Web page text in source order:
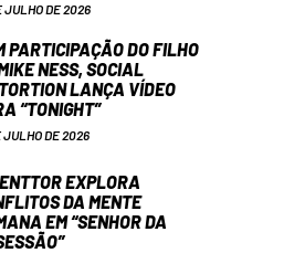
JULHO DE 2026
PARTICIPAÇÃO DO FILHO
NESS, SOCIAL
LANÇA VÍDEO
“TONIGHT”
JULHO DE 2026
EXPLORA
DA MENTE
EM “SENHOR DA